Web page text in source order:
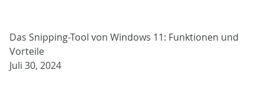
Das Snipping-Tool von Windows 11: Funktionen und
Vorteile
Juli 30, 2024